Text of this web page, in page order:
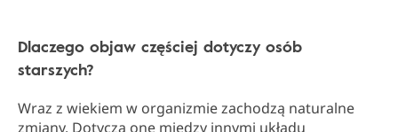
Dlaczego objaw częściej dotyczy osób
starszych?
Wraz z wiekiem w organizmie zachodzą naturalne
zmiany. Dotyczą one między innymi układu